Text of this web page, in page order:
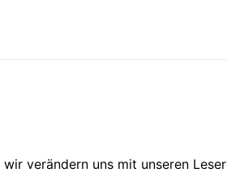
verändern uns mit unseren